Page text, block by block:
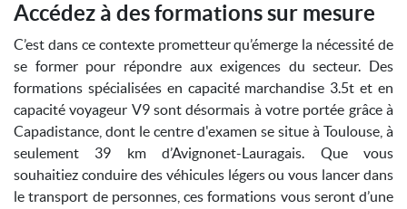
Accédez à des formations sur mesure
C’est dans ce contexte prometteur qu’émerge la nécessité de
se former pour répondre aux exigences du secteur. Des
formations spécialisées en capacité marchandise 3.5t et en
capacité voyageur V9 sont désormais à votre portée grâce à
Capadistance, dont le centre d'examen se situe à Toulouse, à
seulement 39 km d’Avignonet-Lauragais. Que vous
souhaitiez conduire des véhicules légers ou vous lancer dans
le transport de personnes, ces formations vous seront d’une